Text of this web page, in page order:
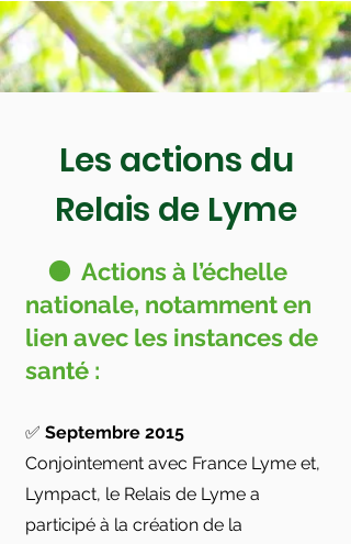
Les actions du
Relais de Lyme
🟠 Actions à l’échelle
nationale, notamment en
lien avec les instances de
santé :
✅ Septembre 2015
Conjointement avec France Lyme et,
Lympact, le Relais de Lyme a
participé à la création de la